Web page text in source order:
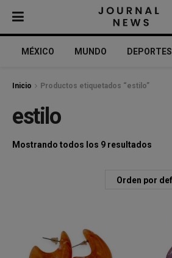
MÉXICO MUNDO DEPORTES
Inicio Productos etiquetados “estilo”
estilo
Mostrando todos los 9 resultados